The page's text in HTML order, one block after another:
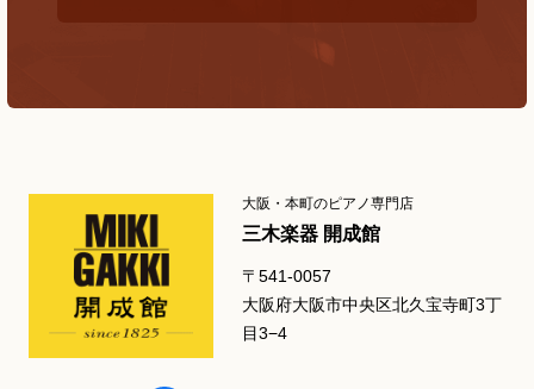
大阪・本町のピアノ専門店
三木楽器 開成館
〒541-0057
大阪府大阪市中央区北久宝寺町3丁
目3−4